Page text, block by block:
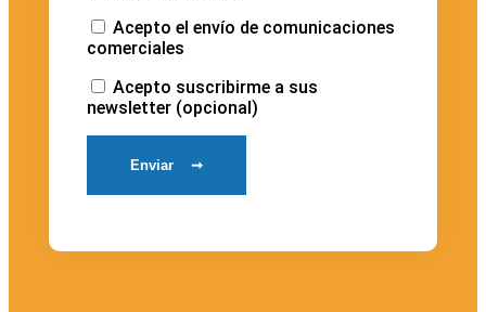
Acepto el envío de comunicaciones
comerciales
Acepto suscribirme a sus
newsletter (opcional)